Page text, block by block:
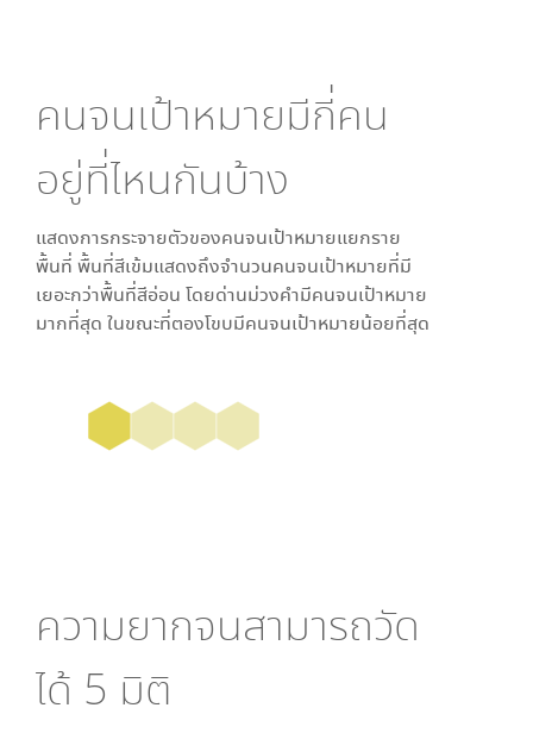
คนจนเป้าหมายมีกี่คน
อยู่ที่ไหนกันบ้าง
แสดงการกระจายตัวของคนจนเป้าหมายแยกราย
พื้นที่ พื้นที่สีเข้มแสดงถึงจำนวนคนจนเป้าหมายที่มี
เยอะกว่าพื้นที่สีอ่อน โดยด่านม่วงคำมีคนจนเป้าหมาย
มากที่สุด ในขณะที่ตองโขบมีคนจนเป้าหมายน้อยที่สุด
ความยากจนสามารถวัด
ได้ 5 มิติ